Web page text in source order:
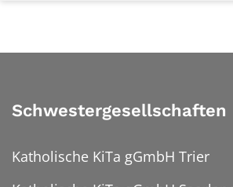
Schwestergesellschaften
Katholische KiTa gGmbH Trier